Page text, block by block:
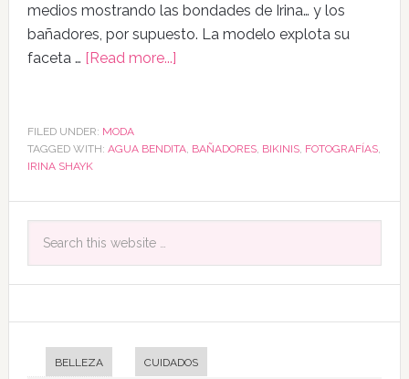
medios mostrando las bondades de Irina… y los
bañadores, por supuesto. La modelo explota su
faceta … [Read more...]
FILED UNDER: MODA
TAGGED WITH: AGUA BENDITA, BAÑADORES, BIKINIS, FOTOGRAFÍAS,
IRINA SHAYK
BELLEZA CUIDADOS